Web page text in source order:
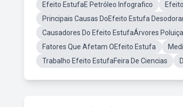
Efeito EstufaE Petróleo Infografico
Principais Causas DoEfeito Estufa
Causadores Do Efeito EstufaÁrvores
Fatores Que Afetam OEfeito Estufa
Trabalho Efeito EstufaFeira De Ciencias